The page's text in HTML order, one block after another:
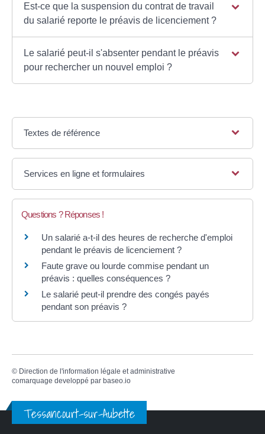
Est-ce que la suspension du contrat de travail
du salarié reporte le préavis de licenciement ?
Le salarié peut-il s'absenter pendant le préavis
pour rechercher un nouvel emploi ?
Textes de référence
Services en ligne et formulaires
Questions ? Réponses !
Un salarié a-t-il des heures de recherche d'emploi
pendant le préavis de licenciement ?
Faute grave ou lourde commise pendant un
préavis : quelles conséquences ?
Le salarié peut-il prendre des congés payés
pendant son préavis ?
© Direction de l'information légale et administrative
comarquage developpé par baseo.io
Tessancourt-sur-Aubette